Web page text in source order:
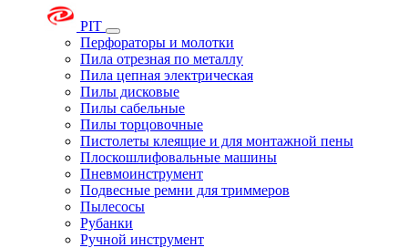
PIT
Перфораторы и молотки
Пила отрезная по металлу
Пила цепная электрическая
Пилы дисковые
Пилы сабельные
Пилы торцовочные
Пистолеты клеящие и для монтажной пены
Плоскошлифовальные машины
Пневмоинструмент
Подвесные ремни для триммеров
Пылесосы
Рубанки
Ручной инструмент